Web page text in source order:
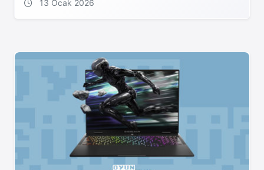
13 Ocak 2026